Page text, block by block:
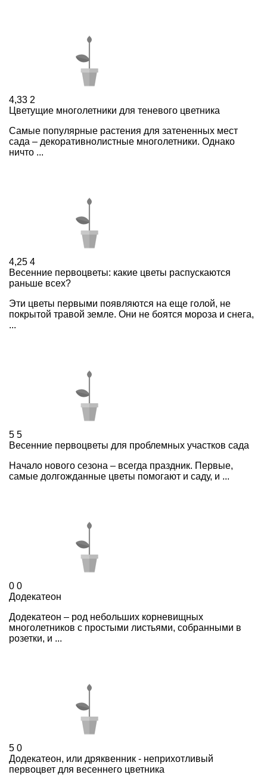
4,33 2
Цветущие многолетники для теневого цветника
Cамые популярные растения для затененных мест
сада – декоративнолистные многолетники. Однако
ничто ...
4,25 4
Весенние первоцветы: какие цветы распускаются
раньше всех?
Эти цветы первыми появляются на еще голой, не
покрытой травой земле. Они не боятся мороза и снега,
...
5 5
Весенние первоцветы для проблемных участков сада
Начало нового сезона – всегда праздник. Первые,
самые долгожданные цветы помогают и саду, и ...
0 0
Додекатеон
Додекатеон – род небольших корневищных
многолетников с простыми листьями, собранными в
розетки, и ...
5 0
Додекатеон, или дряквенник - неприхотливый
первоцвет для весеннего цветника